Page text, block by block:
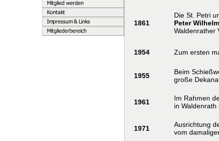
1861
Die St. Petri
Peter
Waldenrather
1954 Zum ersten
1955
Beim
große
1961
Im Rahmen
in
1971
Ausrichtung
vom